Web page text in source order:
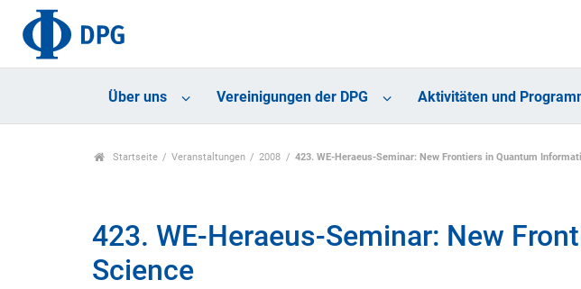
Über uns Vereinigungen der DPG Aktivitäten und
Startseite Veranstaltungen 2008 423. WE-Heraeus-Seminar: New Frontiers in Quantum
423. WE-Heraeus-Seminar: New
Science